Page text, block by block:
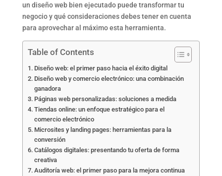
un diseño web bien ejecutado puede transformar tu
negocio y qué consideraciones debes tener en cuenta
para aprovechar al máximo esta herramienta.
Table of Contents
Diseño web: el primer paso hacia el éxito digital
Diseño web y comercio electrónico: una combinación
ganadora
Páginas web personalizadas: soluciones a medida
Tiendas online: un enfoque estratégico para el
comercio electrónico
Microsites y landing pages: herramientas para la
conversión
Catálogos digitales: presentando tu oferta de forma
creativa
Auditoría web: el primer paso para la mejora continua